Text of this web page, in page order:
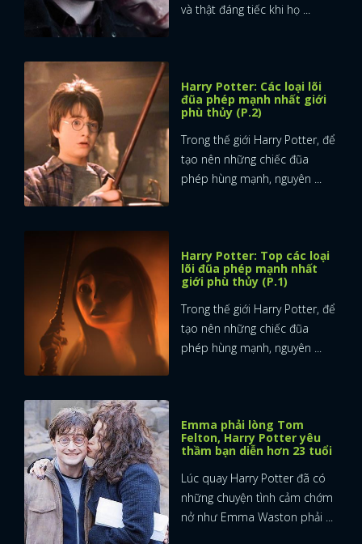
và thật đáng tiếc khi họ ...
Harry Potter: Các loại lõi
đũa phép mạnh nhất giới
phù thủy (P.2)
Trong thế giới Harry Potter, để
tạo nên những chiếc đũa
phép hùng mạnh, nguyên ...
Harry Potter: Top các loại
lõi đũa phép mạnh nhất
giới phù thủy (P.1)
Trong thế giới Harry Potter, để
tạo nên những chiếc đũa
phép hùng mạnh, nguyên ...
Emma phải lòng Tom
Felton, Harry Potter yêu
thầm bạn diễn hơn 23 tuổi
Lúc quay Harry Potter đã có
những chuyện tình cảm chớm
nở như Emma Waston phải ...